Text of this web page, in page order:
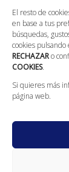
El resto de
en base a tus
búsquedas,
cookies pulsando
RECHAZARo
COOKIES.
Si quieres más
página web.
CONTACTO
L-V:
Calle